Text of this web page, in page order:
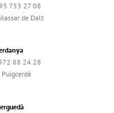
753 27 08
de Dalt
88 24 28